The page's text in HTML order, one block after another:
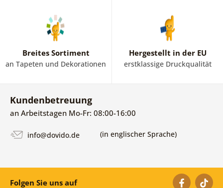
Breites Sortiment
an Tapeten und Dekorationen
Hergestellt in der EU
erstklassige Druckqualität
Kundenbetreuung
an Arbeitstagen Mo-Fr: 08:00-16:00
info@dovido.de (in englischer Sprache)
Folgen Sie uns auf